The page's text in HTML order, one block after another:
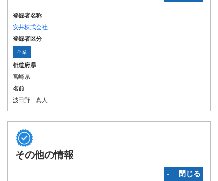
登録者名称
安井株式会社
登録者区分
企業
都道府県
宮崎県
名前
波田野 真人
その他の情報
‐ 閉じる